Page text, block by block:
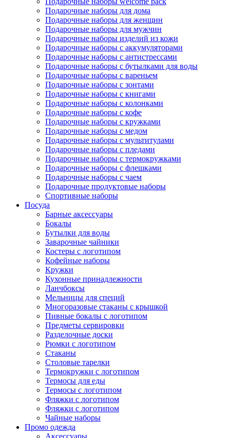
Подарочные наборы для дома
Подарочные наборы для женщин
Подарочные наборы для мужчин
Подарочные наборы изделий из кожи
Подарочные наборы с аккумуляторами
Подарочные наборы с антистрессами
Подарочные наборы с бутылками для воды
Подарочные наборы с вареньем
Подарочные наборы с зонтами
Подарочные наборы с книгами
Подарочные наборы с колонками
Подарочные наборы с кофе
Подарочные наборы с кружками
Подарочные наборы с медом
Подарочные наборы с мультитулами
Подарочные наборы с пледами
Подарочные наборы с термокружками
Подарочные наборы с флешками
Подарочные наборы с чаем
Подарочные продуктовые наборы
Спортивные наборы
Посуда
Барные аксессуары
Бокалы
Бутылки для воды
Заварочные чайники
Костеры с логотипом
Кофейные наборы
Кружки
Кухонные принадлежности
Ланчбоксы
Мельницы для специй
Многоразовые стаканы с крышкой
Пивные бокалы с логотипом
Предметы сервировки
Разделочные доски
Рюмки с логотипом
Стаканы
Столовые тарелки
Термокружки с логотипом
Термосы для еды
Термосы с логотипом
Фляжки с логотипом
Фляжки с логотипом
Чайные наборы
Промо одежда
Аксессуары